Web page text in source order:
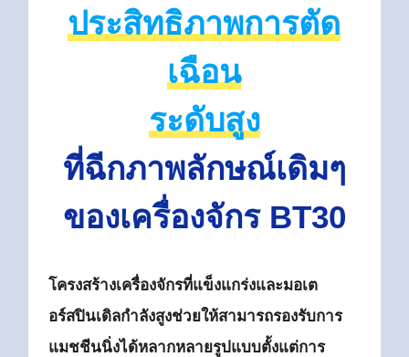
ประสิทธิภาพการตัด
เฉือน
ระดับสูง
ที่ฉีกภาพลักษณ์เดิมๆ
ของเครื่องจักร BT30
โครงสร้างเครื่องจักรที่แข็งแกร่งและมอเต
อร์สปินเดิลกำลังสูงช่วยให้สามารถรองรับการ
แมชชีนนิ่งได้หลากหลายรูปแบบตั้งแต่การ